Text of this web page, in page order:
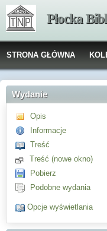
Płocka
STRONA GŁÓWNA
Wydanie
Opis
Informacje
Treść
Treść (nowe okno)
Pobierz
Podobne wydania
Opcje wyświetlania